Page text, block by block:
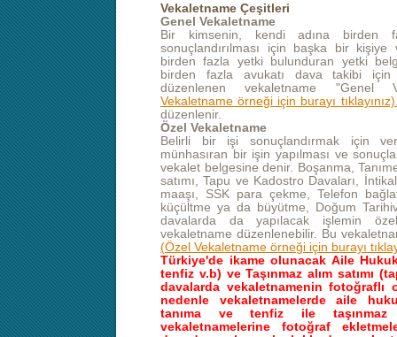
Vekaletname Çeşitleri
Genel Vekaletname
Bir kimsenin, kendi adına birden
sonuçlandırılması için başka bir
birden fazla yetki bulunduran yetki
birden fazla avukatı dava takibi için
düzenlenen vekaletname "Genel
Vekaletname örneği için burayı
düzenlenir.
Özel Vekaletname
Belirli bir işi sonuçlandırmak için
münhasıran bir işin yapılması ve
vekalet belgesine denir. Boşanma,
satımı, Tapu ve Kadostro Davaları,
maaşı, SSK para çekme, Telefon
küçültme ya da büyütme, Doğum
davalarda da yapılacak işlemin
vekaletname düzenlenebilir. Bu
(Özel Vekaletname örneği için burayı
Türkiye'de ikame olunacak Aile
tenfiz v.b) ve Taşınmaz alım satımı
davalarda vekaletnamenin fotoğraflı
nedenle vekaletnamelerde aile
tanıma ve tenfiz ile taşınmaz
vekaletnamelerine fotoğraf